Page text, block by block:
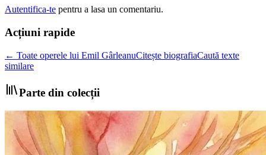
Autentifica-te pentru a lasa un comentariu.
Acțiuni rapide
← Toate operele lui Emil GârleanuCitește biografiaCaută texte
similare
Parte din colecții